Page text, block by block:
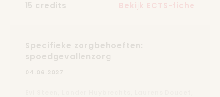
15 credits Bekijk ECTS-fiche
Specifieke zorgbehoeften:
spoedgevallenzorg
04.06.2027